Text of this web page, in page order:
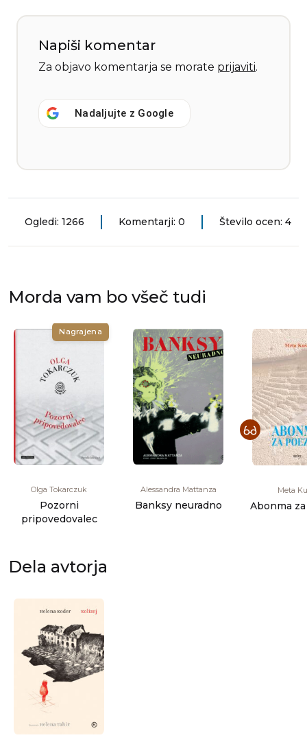
Napiši komentar
Za objavo komentarja se morate prijaviti.
Nadaljujte z Google
Ogledi: 1266 Komentarji: 0 Število ocen: 4
Morda vam bo všeč tudi
Nagrajena
Olga Tokarczuk
Pozorni
pripovedovalec
Alessandra Mattanza
Banksy neuradno
Meta
Abonma
Dela avtorja